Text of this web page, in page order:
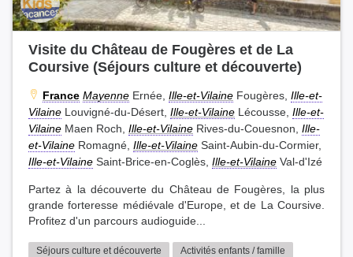
Visite du Château de Fougères et de La
Coursive (Séjours culture et découverte)
France Mayenne Ernée, Ille-et-Vilaine Fougères, Ille-et-
Vilaine Louvigné-du-Désert, Ille-et-Vilaine Lécousse, Ille-et-
Vilaine Maen Roch, Ille-et-Vilaine Rives-du-Couesnon, Ille-
et-Vilaine Romagné, Ille-et-Vilaine Saint-Aubin-du-Cormier,
Ille-et-Vilaine Saint-Brice-en-Coglès, Ille-et-Vilaine Val-d'Izé
Partez à la découverte du Château de Fougères, la plus
grande forteresse médiévale d'Europe, et de La Coursive.
Profitez d'un parcours audioguide...
Séjours culture et découverte
Activités enfants / famille